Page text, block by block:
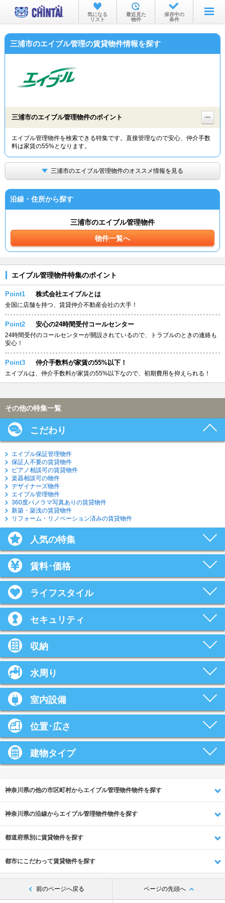
お部屋を探す
沿線・駅から
物件特集から
気になる
リスト
最近見た
物件
保存中の
条件
三浦市のエイブル管理の賃貸物件情報を探す
三浦市のエイブル管理物件のポイント
エイブル管理物件を検索できる特集です。直接管理なので安心、仲介手数
料は家賃の55%となります。
三浦市のエイブル管理物件のオススメ情報を見る
沿線・住所から探す
三浦市のエイブル管理物件
物件一覧へ
エイブル管理物件特集のポイント
Point1 株式会社エイブルとは
全国に店舗を持つ、賃貸仲介不動産会社の大手！
Point2 安心の24時間受付コールセンター
24時間受付のコールセンターが開設されているので、トラブルのときの連絡も
安心！
Point3 仲介手数料が家賃の55%以下！
エイブルは、仲介手数料が家賃の55%以下なので、初期費用を抑えられる！
その他の特集一覧
こだわり
エイブル保証管理物件
保証人不要の賃貸物件
ピアノ相談可の賃貸物件
楽器相談可の物件
デザイナーズ物件
エイブル管理物件
360度パノラマ写真ありの賃貸物件
新築・築浅の賃貸物件
リフォーム・リノベーション済みの賃貸物件
人気の特集
賃料･価格
ライフスタイル
セキュリティ
収納
水周り
室内設備
位置･広さ
建物タイプ
神奈川県の他の市区町村からエイブル管理物件物件を探す
神奈川県の沿線からエイブル管理物件物件を探す
都道府県別に賃貸物件を探す
都市にこだわって賃貸物件を探す
前のページへ戻る ページの先頭へ